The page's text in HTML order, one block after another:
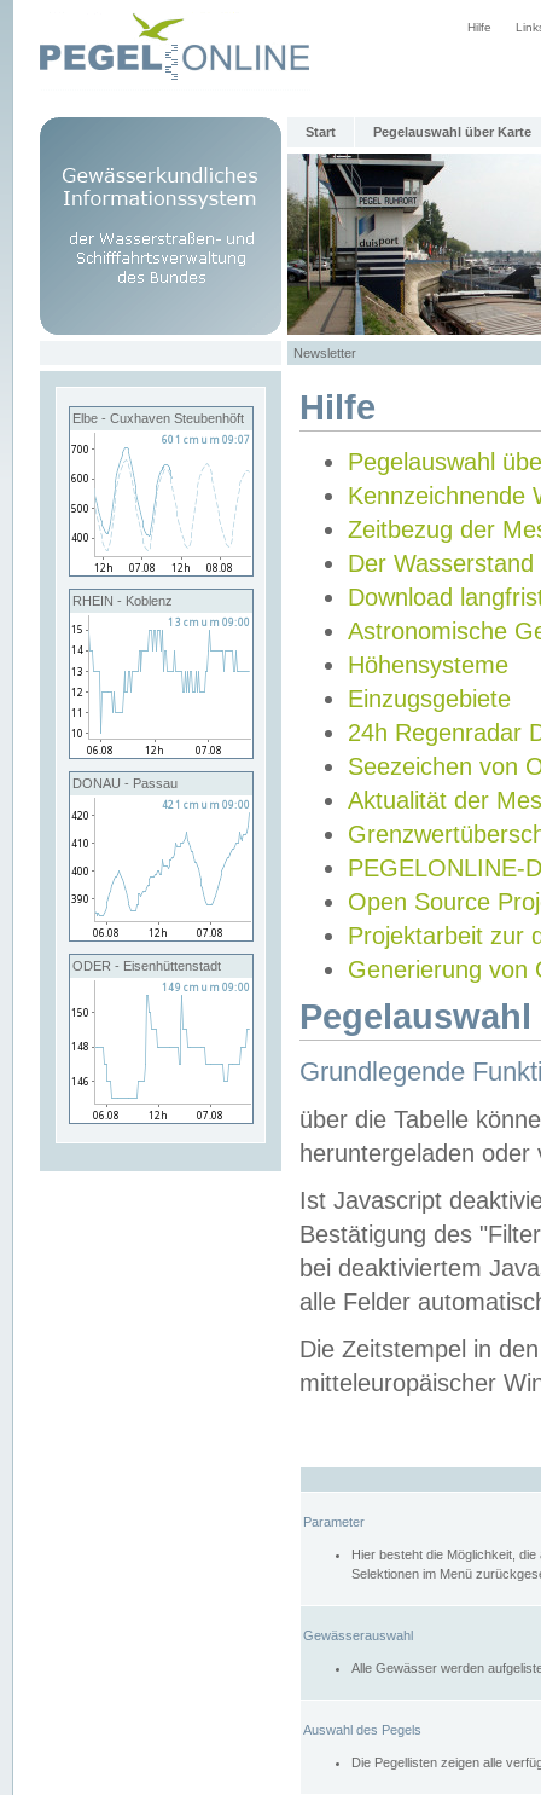
Hilfe
Start Pegelauswahl über Karte
Newsletter
Elbe - Cuxhaven Steubenhöft
RHEIN - Koblenz
DONAU - Passau
ODER - Eisenhüttenstadt
Hilfe
Pegelauswahl
Kennzeichnende
Zeitbezug der
Der Wasserstand
Download
Astronomische
Höhensysteme
Einzugsgebiete
24h Regenradar
Seezeichen von
Aktualität der
PEGELONLINE-
Open Source
Projektarbeit zur
Generierung von
Grundlegende
über die Tabelle
heruntergeladen oder
Ist Javascript
Bestätigung des
bei deaktiviertem
alle Felder
Die Zeitstempel in
mitteleuropäischer
Parameter
Hier besteht die Möglichkeit,
Selektionen im Menü
Gewässerauswahl
Alle Gewässer werden
Auswahl des Pegels
Die Pegellisten zeigen alle